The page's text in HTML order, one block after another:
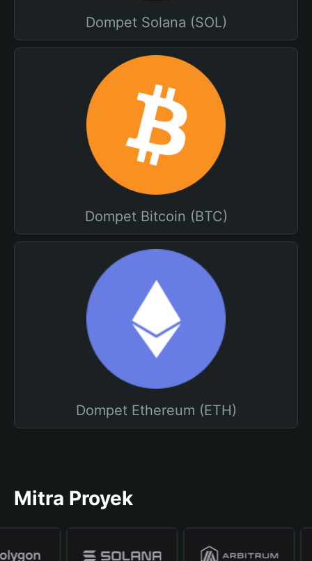
Dompet Solana (SOL)
Dompet Bitcoin (BTC)
Dompet Ethereum (ETH)
Mitra Proyek